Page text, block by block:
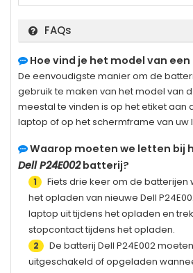
FAQs
Hoe vind je het model van
De eenvoudigste manier om de
gebruik te maken van het model van
meestal te vinden is op het etiket aan
laptop of op het schermframe van uw
Waarop moeten we letten bij
Dell P24E002batterij?
1
Fiets drie keer om de batterijen
het opladen van nieuwe Dell
laptop uit tijdens het opladen en
stopcontact tijdens het opladen.
2 De batterij Dell P24E002
uitgeschakeld of opgeladen